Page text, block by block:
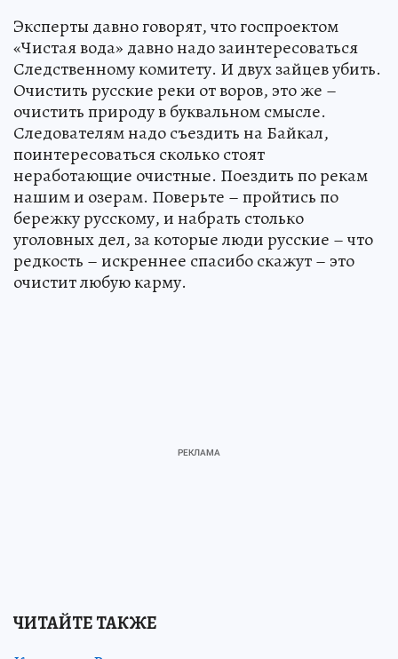
Эксперты давно говорят, что госпроектом
«Чистая вода» давно надо заинтересоваться
Следственному комитету. И двух зайцев убить.
Очистить русские реки от воров, это же –
очистить природу в буквальном смысле.
Следователям надо съездить на Байкал,
поинтересоваться сколько стоят
неработающие очистные. Поездить по рекам
нашим и озерам. Поверьте – пройтись по
бережку русскому, и набрать столько
уголовных дел, за которые люди русские – что
редкость – искреннее спасибо скажут – это
очистит любую карму.
ЧИТАЙТЕ ТАКЖЕ